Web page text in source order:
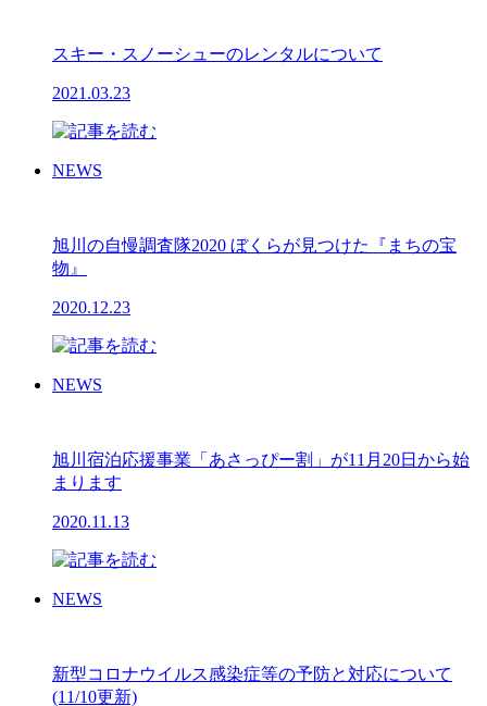
スキー・スノーシューのレンタルについて
2021.03.23
NEWS
旭川の自慢調査隊2020 ぼくらが見つけた『まちの宝
物』
2020.12.23
NEWS
旭川宿泊応援事業「あさっぴー割」が11月20日から始
まります
2020.11.13
NEWS
新型コロナウイルス感染症等の予防と対応について
(11/10更新)